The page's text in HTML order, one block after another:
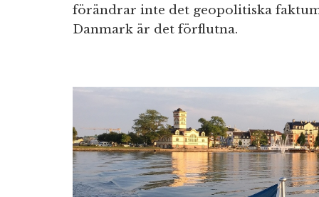
förändrar inte det geopolitiska
Danmark är det förflutna.